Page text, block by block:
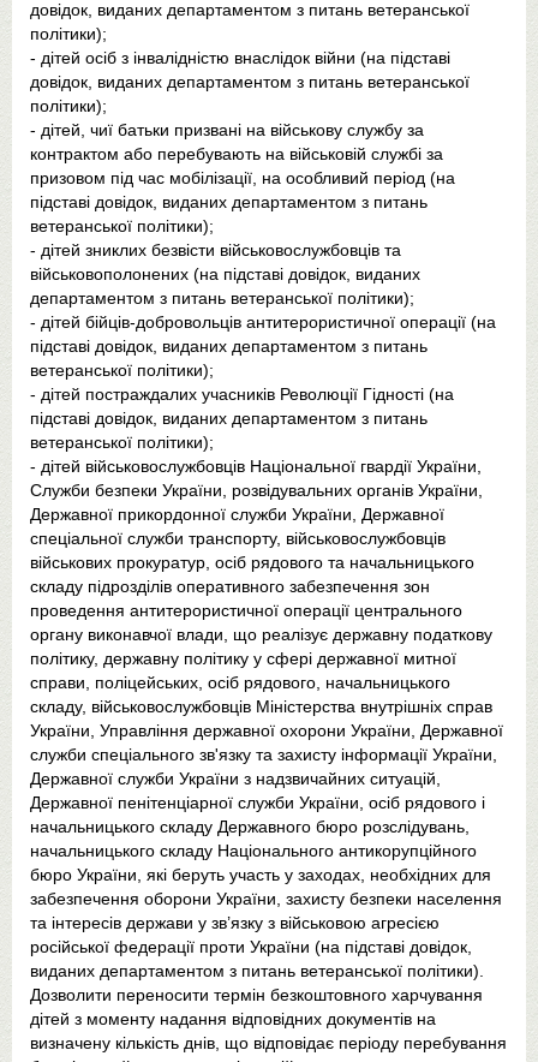
довідок, виданих департаментом з питань ветеранської
політики);
- дітей осіб з інвалідністю внаслідок війни (на підставі
довідок, виданих департаментом з питань ветеранської
політики);
- дітей, чиї батьки призвані на військову службу за
контрактом або перебувають на військовій службі за
призовом під час мобілізації, на особливий період (на
підставі довідок, виданих департаментом з питань
ветеранської політики);
- дітей зниклих безвісти військовослужбовців та
військовополонених (на підставі довідок, виданих
департаментом з питань ветеранської політики);
- дітей бійців-добровольців антитерористичної операції (на
підставі довідок, виданих департаментом з питань
ветеранської політики);
- дітей постраждалих учасників Революції Гідності (на
підставі довідок, виданих департаментом з питань
ветеранської політики);
- дітей військовослужбовців Національної гвардії України,
Служби безпеки України, розвідувальних органів України,
Державної прикордонної служби України, Державної
спеціальної служби транспорту, військовослужбовців
військових прокуратур, осіб рядового та начальницького
складу підрозділів оперативного забезпечення зон
проведення антитерористичної операції центрального
органу виконавчої влади, що реалізує державну податкову
політику, державну політику у сфері державної митної
справи, поліцейських, осіб рядового, начальницького
складу, військовослужбовців Міністерства внутрішніх справ
України, Управління державної охорони України, Державної
служби спеціального зв'язку та захисту інформації України,
Державної служби України з надзвичайних ситуацій,
Державної пенітенціарної служби України, осіб рядового і
начальницького складу Державного бюро розслідувань,
начальницького складу Національного антикорупційного
бюро України, які беруть участь у заходах, необхідних для
забезпечення оборони України, захисту безпеки населення
та інтересів держави у зв’язку з військовою агресією
російської федерації проти України (на підставі довідок,
виданих департаментом з питань ветеранської політики).
Дозволити переносити термін безкоштовного харчування
дітей з моменту надання відповідних документів на
визначену кількість днів, що відповідає періоду перебування